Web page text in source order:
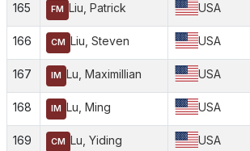
165 FM Liu, Patrick USA
166 CM Liu, Steven USA
167 IM Lu, Maximillian USA
168 IM Lu, Ming USA
169 CM Lu, Yiding USA